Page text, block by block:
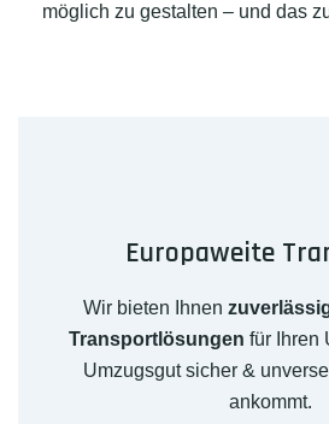
möglich zu gestalten – und das
Europaweite
Wir bieten Ihnen
Transportlösungen für Ihren
Umzugsgut sicher &
ankommt.